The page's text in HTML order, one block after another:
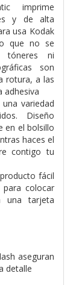
imprime
y de alta
usa Kodak
que no se
tóneres ni
son
rotura, a las
adhesiva
variedad
Diseño
en el bolsillo
haces el
contigo tu
fácil
para colocar
una tarjeta
aseguran
detalle